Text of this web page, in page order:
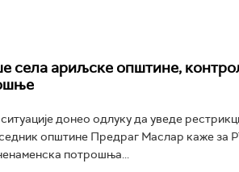
села ариљске општине,
донео одлуку да уведе
општине Предраг Маслар каже за
потрошња...